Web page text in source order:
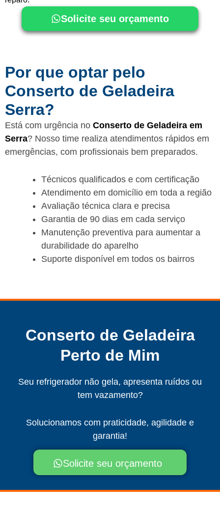
Solicite seu orçamento
Por que optar pelo
Conserto de Geladeira
Serra?
Está com urgência no Conserto de Geladeira em
Serra? Nosso time realiza atendimentos rápidos em
emergências, com profissionais bem preparados.
Técnicos qualificados e com certificação
Atendimento em domicílio em toda a região
Avaliação técnica clara e precisa
Garantia de 90 dias em cada serviço
Manutenção preventiva para aumentar a
durabilidade do aparelho
Suporte disponível em todos os bairros
Conserto de Geladeira
Perto de Mim
Seu refrigerador não gela, apresenta ruídos ou
tem vazamento?
Solucionamos com praticidade, agilidade e
garantia!
Solicite seu orçamento